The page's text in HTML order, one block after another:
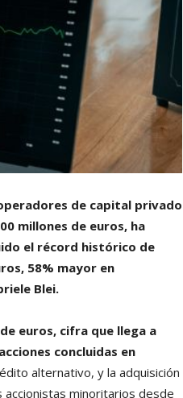
de capital privado
millones de euros, ha
el récord histórico de
58% mayor en
Blei.
euros, cifra que llega a
concluidas en
alternativo, y la adquisición
minoritarios desde